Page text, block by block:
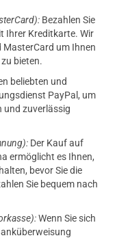
Bezahlen Sie
Ihrer Kreditkarte. Wir
MasterCard um Ihnen
bieten.
beliebten und
PayPal, um
und zuverlässig
Der Kauf auf
ermöglicht es Ihnen,
bevor Sie die
Sie bequem nach
Wenn Sie sich